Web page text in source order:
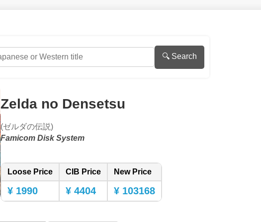
🔍 Search
Zelda no Densetsu
(ゼルダの伝説)
Famicom Disk System
Loose Price CIB Price New Price
¥ 1990 ¥ 4404 ¥ 103168